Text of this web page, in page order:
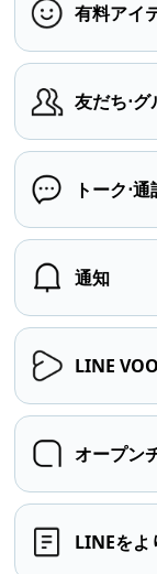
有料アイ
友だち⋅
トーク⋅通
通知
LINE
オープン
LINEをよ